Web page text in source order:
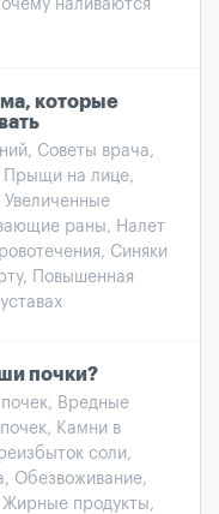
наливаются
которые
Советы врача,
на лице,
раны, Налет
Синяки
Повышенная
почки?
почек, Вредные
Камни в
соли,
Обезвоживание,
Жирные продукты,